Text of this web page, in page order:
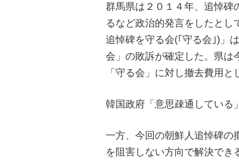
群馬県は２０１４年、追悼碑
るなど政治的発言をしたと
追悼碑を守る会(｢守る会｣)」
会」の敗訴が確定した。県は
「守る会」に対し撤去費用と
韓国政府「意思疎通している
一方、今回の朝鮮人追悼碑の
を阻害しない方向で解決でき